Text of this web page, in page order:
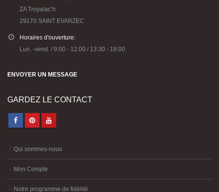
ZA Troyalac’h
29170 SAINT EVARZEC
Horaires d'ouverture:
Lun. -vend. / 9:00 - 12:00 / 13:30 - 18:00
ENVOYER UN MESSAGE
GARDEZ LE CONTACT
Qui sommes-nous
Mon Compte
Notre programme de fidélité